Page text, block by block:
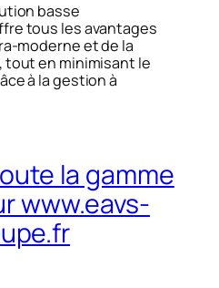
basse
tous les avantages
moderne et de la
en minimisant le
à la gestion à
la gamme
www.eavs-